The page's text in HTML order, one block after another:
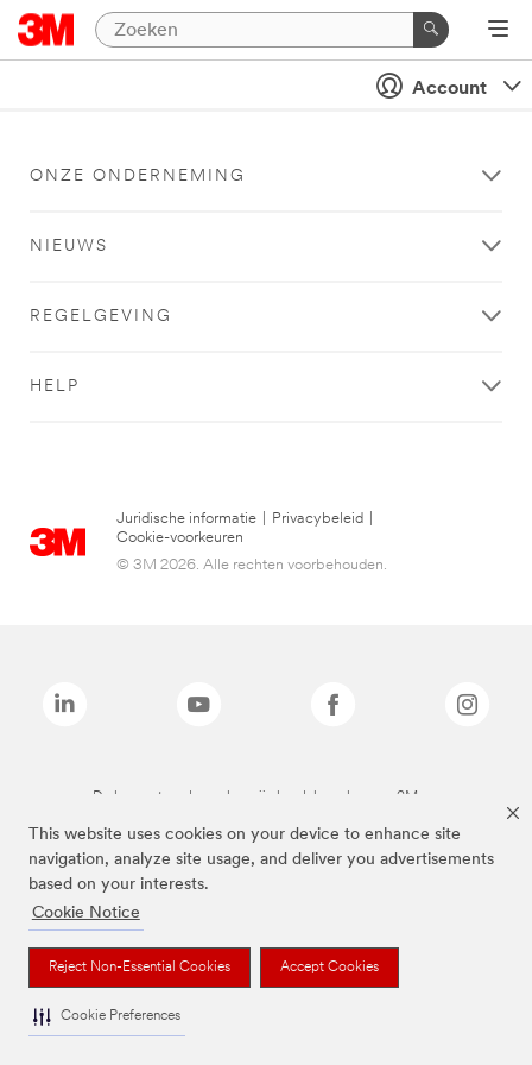
This website uses cookies on your device to enhance site
navigation, analyze site usage, and deliver you advertisements
based on your interests.
Cookie Notice
Reject Non-Essential Cookies Accept Cookies
Cookie Preferences
Account
ONZE ONDERNEMING
NIEUWS
REGELGEVING
HELP
Juridische informatie Privacybeleid
Cookie-voorkeuren
© 3M 2026. Alle rechten voorbehouden.
De bovenstaande merken zijn handelsmerken van 3M.we